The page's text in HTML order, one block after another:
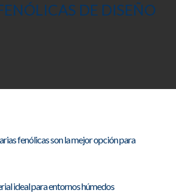
DE DISEÑO
fenólicas son la mejor opción para
ideal para entornos húmedos